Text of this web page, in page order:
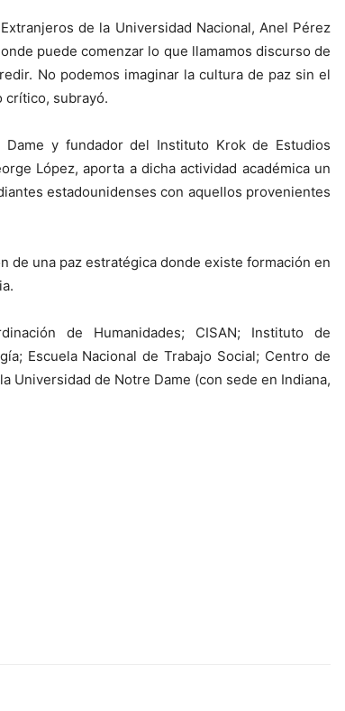
de la Universidad Nacional, Anel Pérez
puede comenzar lo que llamamos discurso de
No podemos imaginar la cultura de paz sin el
crítico, subrayó.
y fundador del Instituto Krok de Estudios
López, aporta a dicha actividad académica un
estadounidenses con aquellos provenientes
de una paz estratégica donde existe formación en
de Humanidades; CISAN; Instituto de
Escuela Nacional de Trabajo Social; Centro de
Universidad de Notre Dame (con sede en Indiana,